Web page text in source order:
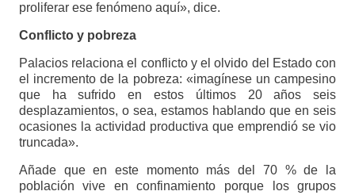
proliferar ese fenómeno aquí», dice.
Conflicto y pobreza
Palacios relaciona el conflicto y el olvido del Estado con
el incremento de la pobreza: «imagínese un campesino
que ha sufrido en estos últimos 20 años seis
desplazamientos, o sea, estamos hablando que en seis
ocasiones la actividad productiva que emprendió se vio
truncada».
Añade que en este momento más del 70 % de la
población vive en confinamiento porque los grupos